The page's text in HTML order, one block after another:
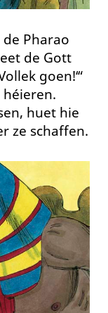
Pharao
de Gott
goen!‘“
huet hie
ze schaffen.